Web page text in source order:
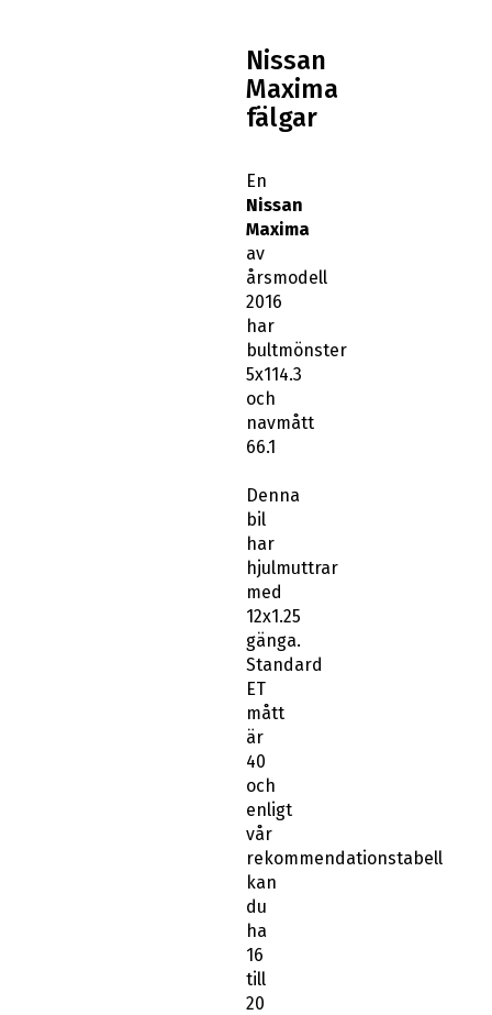
Nissan
Maxima
fälgar
En
Nissan
Maxima
av
årsmodell
2016
har
bultmönster
5x114.3
och
navmått
66.1
Denna
bil
har
hjulmuttrar
med
12x1.25
gänga.
Standard
ET
mått
är
40
och
enligt
vår
rekommendationstabell
kan
du
ha
16
till
20